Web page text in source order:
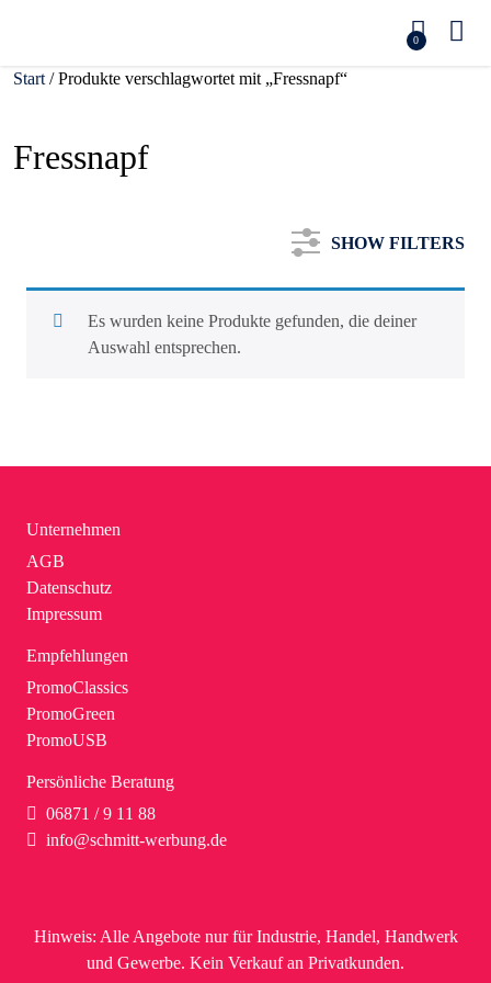
0
Start / Produkte verschlagwortet mit „Fressnapf“
Fressnapf
SHOW FILTERS
Es wurden keine Produkte gefunden, die deiner
Auswahl entsprechen.
Unternehmen
AGB
Datenschutz
Impressum
Empfehlungen
PromoClassics
PromoGreen
PromoUSB
Persönliche Beratung
06871 / 9 11 88
info@schmitt-werbung.de
Hinweis: Alle Angebote nur für Industrie, Handel, Handwerk
und Gewerbe. Kein Verkauf an Privatkunden.